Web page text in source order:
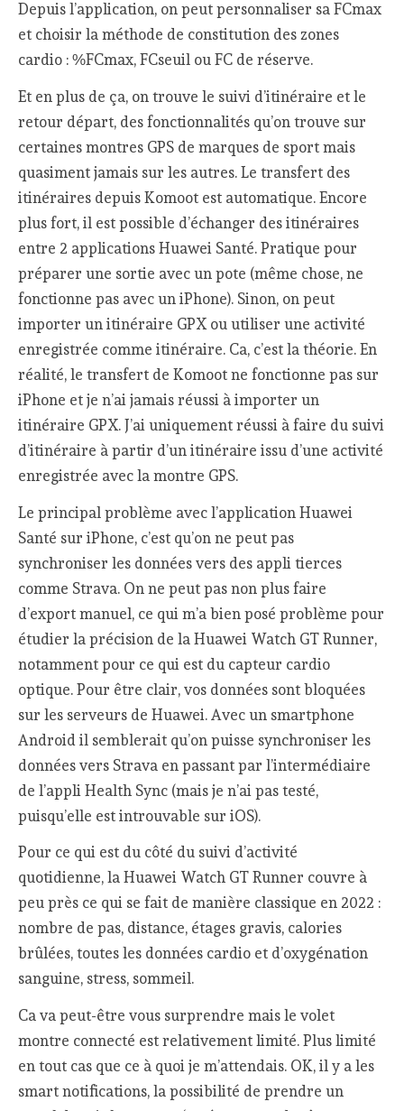
Depuis l’application, on peut personnaliser sa FCmax
et choisir la méthode de constitution des zones
cardio : %FCmax, FCseuil ou FC de réserve.
Et en plus de ça, on trouve le suivi d’itinéraire et le
retour départ, des fonctionnalités qu’on trouve sur
certaines montres GPS de marques de sport mais
quasiment jamais sur les autres. Le transfert des
itinéraires depuis Komoot est automatique. Encore
plus fort, il est possible d’échanger des itinéraires
entre 2 applications Huawei Santé. Pratique pour
préparer une sortie avec un pote (même chose, ne
fonctionne pas avec un iPhone). Sinon, on peut
importer un itinéraire GPX ou utiliser une activité
enregistrée comme itinéraire. Ca, c’est la théorie. En
réalité, le transfert de Komoot ne fonctionne pas sur
iPhone et je n’ai jamais réussi à importer un
itinéraire GPX. J’ai uniquement réussi à faire du suivi
d’itinéraire à partir d’un itinéraire issu d’une activité
enregistrée avec la montre GPS.
Le principal problème avec l’application Huawei
Santé sur iPhone, c’est qu’on ne peut pas
synchroniser les données vers des appli tierces
comme Strava. On ne peut pas non plus faire
d’export manuel, ce qui m’a bien posé problème pour
étudier la précision de la Huawei Watch GT Runner,
notamment pour ce qui est du capteur cardio
optique. Pour être clair, vos données sont bloquées
sur les serveurs de Huawei. Avec un smartphone
Android il semblerait qu’on puisse synchroniser les
données vers Strava en passant par l’intermédiaire
de l’appli Health Sync (mais je n’ai pas testé,
puisqu’elle est introuvable sur iOS).
Pour ce qui est du côté du suivi d’activité
quotidienne, la Huawei Watch GT Runner couvre à
peu près ce qui se fait de manière classique en 2022 :
nombre de pas, distance, étages gravis, calories
brûlées, toutes les données cardio et d’oxygénation
sanguine, stress, sommeil.
Ca va peut-être vous surprendre mais le volet
montre connecté est relativement limité. Plus limité
en tout cas que ce à quoi je m’attendais. OK, il y a les
smart notifications, la possibilité de prendre un